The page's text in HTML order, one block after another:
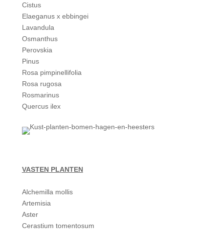
Cistus
Elaeganus x ebbingei
Lavandula
Osmanthus
Perovskia
Pinus
Rosa pimpinellifolia
Rosa rugosa
Rosmarinus
Quercus ilex
VASTEN PLANTEN
Alchemilla mollis
Artemisia
Aster
Cerastium tomentosum